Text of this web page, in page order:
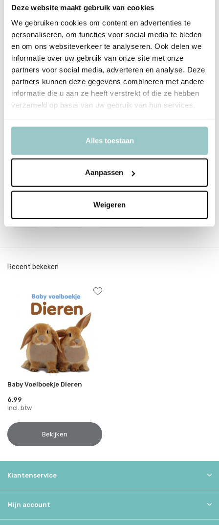
Deze website maakt gebruik van cookies
We gebruiken cookies om content en advertenties te
personaliseren, om functies voor social media te bieden
en om ons websiteverkeer te analyseren. Ook delen we
informatie over uw gebruik van onze site met onze
partners voor social media, adverteren en analyse. Deze
partners kunnen deze gegevens combineren met andere
informatie die u aan ze heeft verstrekt of die ze hebben
verzameld op basis van uw gebruik van hun services.
Alles toestaan
Aanpassen
Weigeren
Serie: Baby voelboekje
Uitgever: Veltman
Bindwijze: gebonden
Aantal bladzijden: 12
Productspecificaties
SKU VU00129
EAN 9789048300129
Boek Dieren Kinderboek
Recent bekeken
Baby Voelboekje Dieren
6,99
Incl. btw
Bekijken
Klantenservice
Mijn account